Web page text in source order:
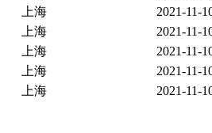
上海 2021-11-
上海 2021-11-
上海 2021-11-
上海 2021-11-
上海 2021-11-